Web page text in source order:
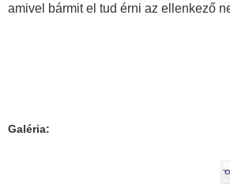
amivel bármit el tud érni az ellenkező
Galéria: